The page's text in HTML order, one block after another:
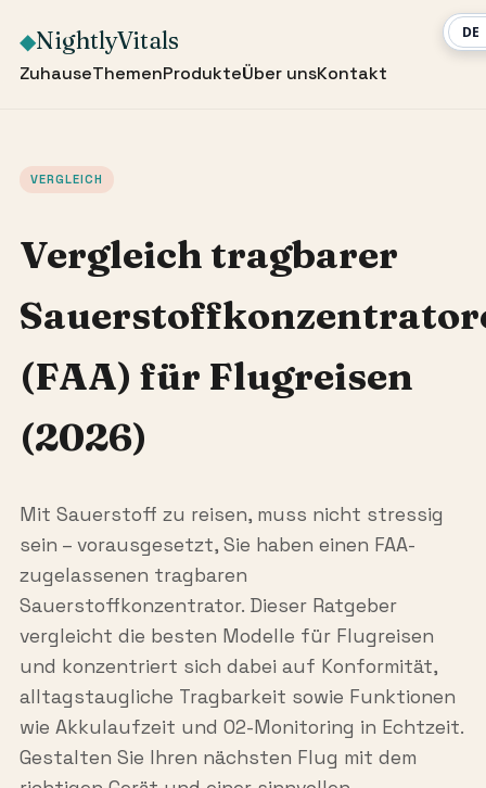
◆NightlyVitals
ZuhauseThemenProdukteÜber unsKontakt
VERGLEICH
Vergleich tragbarer
(FAA) für Flugreisen
(2026)
Mit Sauerstoff zu reisen, muss nicht stressig
sein – vorausgesetzt, Sie haben einen FAA-
zugelassenen tragbaren
Sauerstoffkonzentrator. Dieser Ratgeber
vergleicht die besten Modelle für Flugreisen
und konzentriert sich dabei auf Konformität,
alltagstaugliche Tragbarkeit sowie Funktionen
wie Akkulaufzeit und O2-Monitoring in Echtzeit.
Gestalten Sie Ihren nächsten Flug mit dem